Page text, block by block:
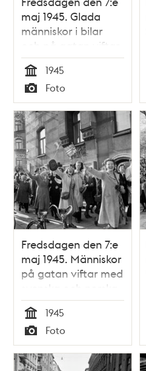
maj 1945. Glada
människor i bilar
och på gatan viftar
med flaggor på
Birger Jarlsgatan.
Tid
1945
Typ
Foto
Fredsdagen den 7:e
maj 1945. Människor
på gatan viftar med
svenska och norska
flaggor.
Tid
1945
Typ
Foto